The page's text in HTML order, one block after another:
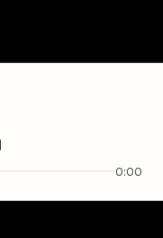
0:00